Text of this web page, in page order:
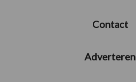
Contact
Adverteren